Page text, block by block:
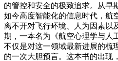
的管控和安全的极致追求。从早
如今高度智能化的信息时代，航
离不开对飞行环境、人为因素以
期，一本名为《航空心理学与人
不仅是对这一领域最新进展的梳
的一次大胆预言。这本书的出现